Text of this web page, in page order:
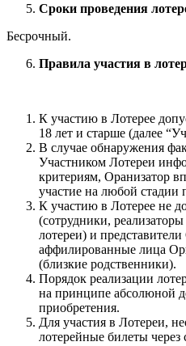
Сроки проведения
Бесрочный.
Правила участия в
К участию в Лотерее
18 лет и старше (далее
В случае обнаружения
Участником Лотереи
критериям, Оранизатор
участие на любой стадии
К участию в Лотерее не
(сотрудники,
лотереи) и
аффилированные лица
(близкие родственники).
Порядок реализации
на принципе абсолюной
приобретения.
Для участия в Лотереи,
лотерейные билеты